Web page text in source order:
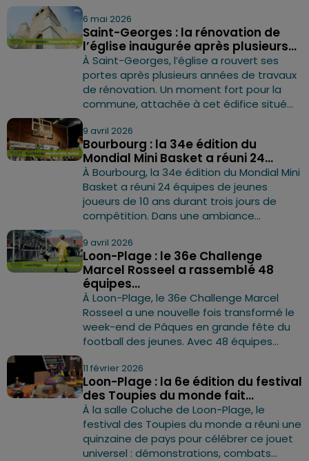
6 mai 2026
Saint-Georges : la rénovation de
l’église inaugurée après plusieurs...
À Saint-Georges, l’église a rouvert ses
portes après plusieurs années de travaux
de rénovation. Un moment fort pour la
commune, attachée à cet édifice situé...
9 avril 2026
Bourbourg : la 34e édition du
Mondial Mini Basket a réuni 24...
À Bourbourg, la 34e édition du Mondial Mini
Basket a réuni 24 équipes de jeunes
joueurs de 10 ans durant trois jours de
compétition. Dans une ambiance...
9 avril 2026
Loon-Plage : le 36e Challenge
Marcel Rosseel a rassemblé 48
équipes...
À Loon-Plage, le 36e Challenge Marcel
Rosseel a une nouvelle fois transformé le
week-end de Pâques en grande fête du
football des jeunes. Avec 48 équipes...
11 février 2026
Loon-Plage : la 6e édition du festival
des Toupies du monde fait...
À la salle Coluche de Loon-Plage, le
festival des Toupies du monde a réuni une
quinzaine de pays pour célébrer ce jouet
universel : démonstrations, combats...